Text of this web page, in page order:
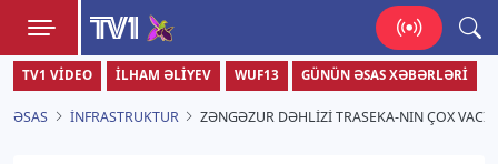
TV1
Zamanı bizimlə yaşa!
TV1 VIDEO İLHAM ƏLIYEV WUF13 GÜNÜN ƏSAS XƏBƏRLƏRI
ƏSAS İNFRASTRUKTUR ZƏNGƏZUR DƏHLIZI TRASEKA-NIN ÇOX